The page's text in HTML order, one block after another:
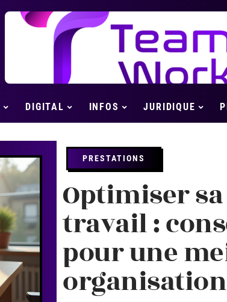
DIGITAL INFOS JURIDIQUE
PRESTATIONS
Optimiser
travail :
pour une
organisation